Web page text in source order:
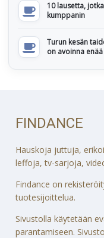
10 lausetta,
kumppanin
Turun kesän
on avoinna
FINDANCE
Hauskoja juttuja,
leffoja, tv-sarjoja,
Findance on
tuotesijoittelua.
Sivustolla käytetään
parantamiseen.